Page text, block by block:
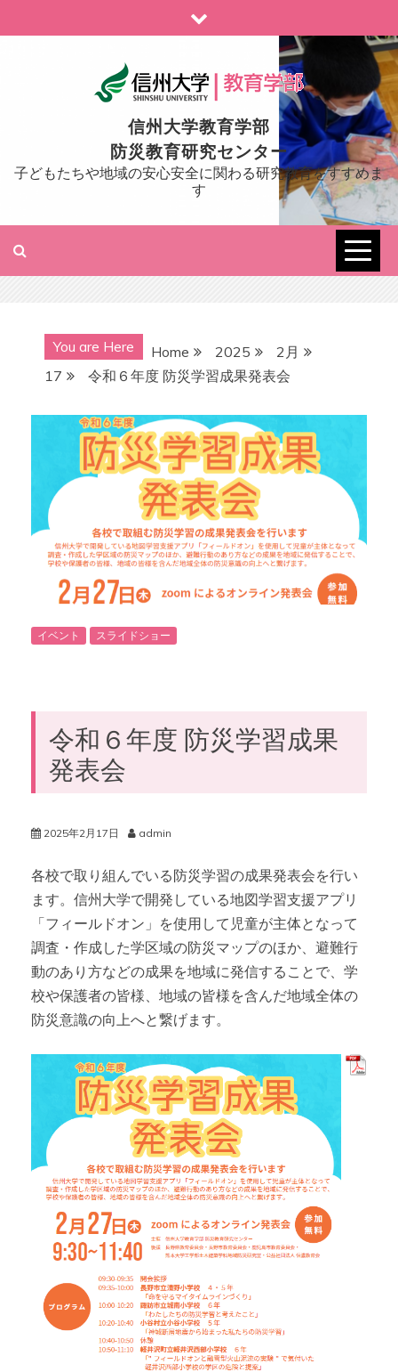
to
信州大学教育学部
防災教育研究センター
子どもたちや地域の安心安全に関わる研究教育をすすめま
す
You are Here Home 2025
2月
17
令和６年度 防災学習成果発表会
イベント スライドショー
令和６年度 防災学習成果
発表会
2025年2月17日 admin
各校で取り組んでいる防災学習の成果発表会を行い
ます。信州大学で開発している地図学習支援アプリ
「フィールドオン」を使用して児童が主体となって
調査・作成した学区域の防災マップのほか、避難行
動のあり方などの成果を地域に発信することで、学
校や保護者の皆様、地域の皆様を含んだ地域全体の
防災意識の向上へと繋げます。